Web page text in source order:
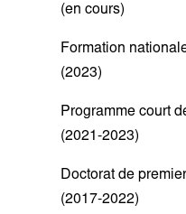
(en cours)
Formation
(2023)
Programme court
(2021-2023)
Doctorat de
(2017-2022)